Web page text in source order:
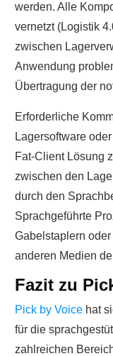
werden. Alle
vernetzt (Logistik
zwischen
Anwendung
Übertragung der
Erforderliche
Lagersoftware
Fat-Client Lösung
zwischen den
durch den
Sprachgeführte
Gabelstaplern
anderen Medien
Fazit zu
Pick by Voice hat
für die
zahlreichen